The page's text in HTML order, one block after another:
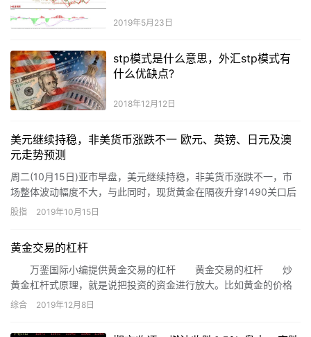
2019年5月23日
stp模式是什么意思，外汇stp模式有
什么优缺点?
2018年12月12日
美元继续持稳，非美货币涨跌不一 欧元、英镑、日元及澳
元走势预测
周二(10月15日)亚市早盘，美元继续持稳，非美货币涨跌不一，市
场整体波动幅度不大，与此同时，现货黄金在隔夜升穿1490关口后
继续徘徊在这一水平附近。 上周中美贸易局势和脱欧传出重…
股指 2019年10月15日
黄金交易的杠杆
万銮国际小编提供黄金交易的杠杆 黄金交易的杠杆 炒
黄金杠杆式原理，就是说把投资的资金进行放大。比如黄金的价格
为1500美元/盎司，你买一手(一手就是100盎司)就需要150000美
了，即1000美元的保证金实际操作150000美元的交易权。此时利
综合 2019年12月8日